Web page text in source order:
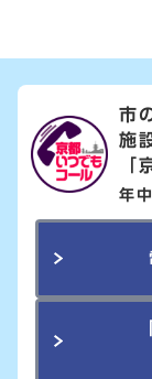
市
施
「
年